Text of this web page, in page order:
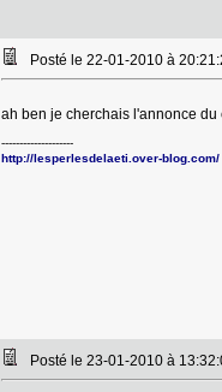
Posté le 22-01-2010 à
ah ben je cherchais l'annonce
--------------------
http://lesperlesdelaeti.over-blog.com/
Posté le 23-01-2010 à